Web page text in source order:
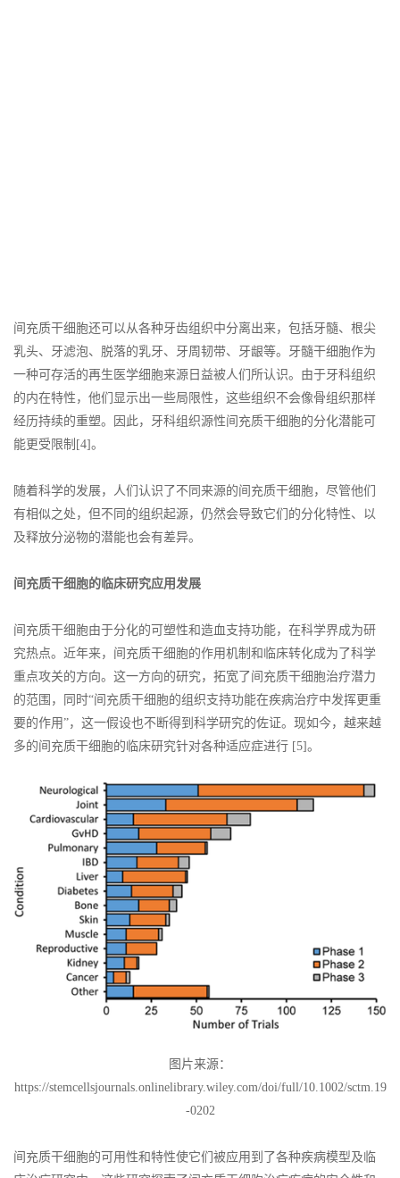
间充质干细胞还可以从各种牙齿组织中分离出来，包括牙髓、根尖
乳头、牙滤泡、脱落的乳牙、牙周韧带、牙龈等。牙髓干细胞作为
一种可存活的再生医学细胞来源日益被人们所认识。由于牙科组织
的内在特性，他们显示出一些局限性，这些组织不会像骨组织那样
经历持续的重塑。因此，牙科组织源性间充质干细胞的分化潜能可
能更受限制[4]。
随着科学的发展，人们认识了不同来源的间充质干细胞，尽管他们
有相似之处，但不同的组织起源，仍然会导致它们的分化特性、以
及释放分泌物的潜能也会有差异。
间充质干细胞的临床研究应用发展
间充质干细胞由于分化的可塑性和造血支持功能，在科学界成为研
究热点。近年来，间充质干细胞的作用机制和临床转化成为了科学
重点攻关的方向。这一方向的研究，拓宽了间充质干细胞治疗潜力
的范围，同时“间充质干细胞的组织支持功能在疾病治疗中发挥更重
要的作用”，这一假设也不断得到科学研究的佐证。现如今，越来越
多的间充质干细胞的临床研究针对各种适应症进行 [5]。
图片来源：
https://stemcellsjournals.onlinelibrary.wiley.com/doi/full/10.1002/sctm.19
-0202
间充质干细胞的可用性和特性使它们被应用到了各种疾病模型及临